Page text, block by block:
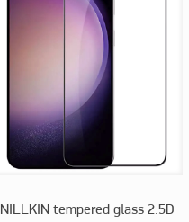
NILLKIN tempered glass 2.5D